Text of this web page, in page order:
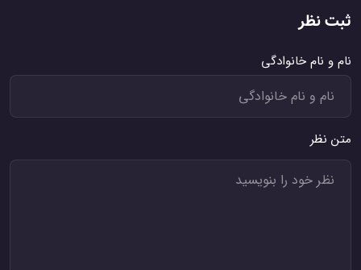
ثبت نظر
نام و نام خانوادگی
متن نظر